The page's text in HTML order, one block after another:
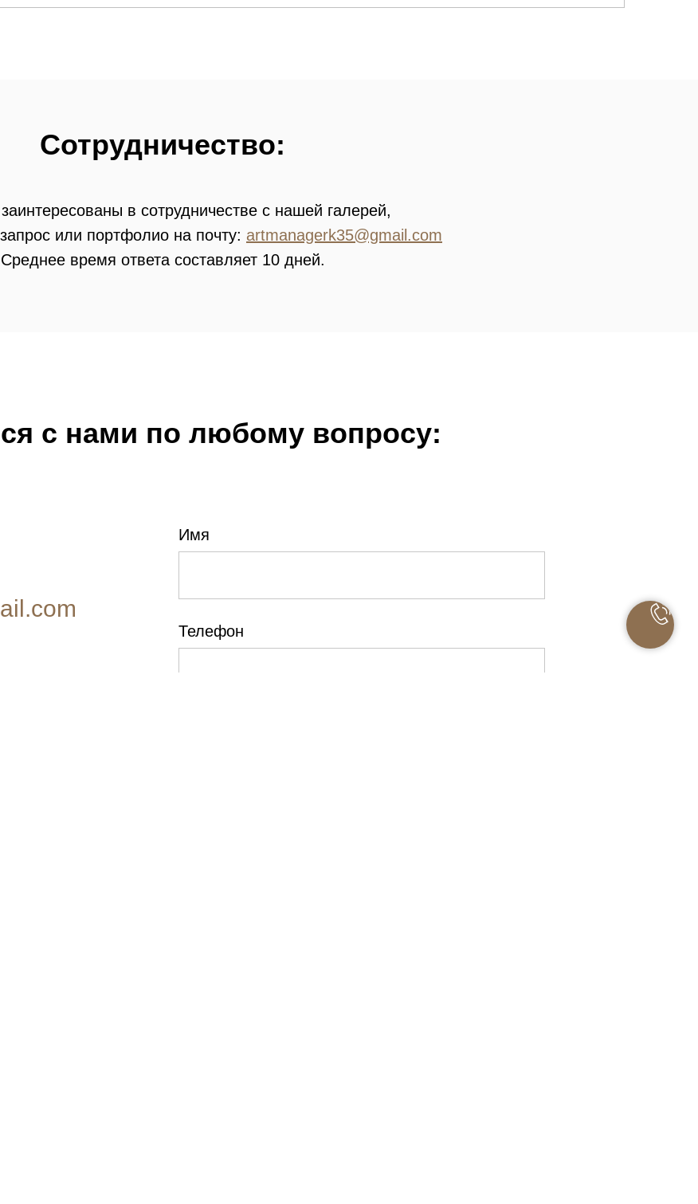
Сотрудничество:
в сотрудничестве с нашей галерей,
или портфолио на почту: artmanagerk35@gmail.com
Среднее время ответа составляет 10 дней.
с нами по любому вопросу:
Имя
Телефон